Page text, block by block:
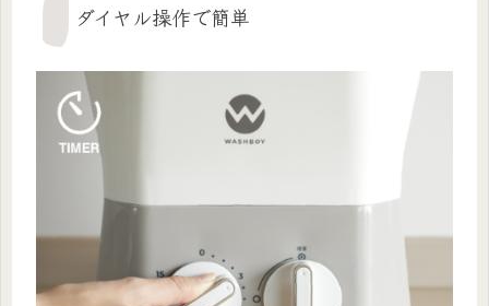
ダイヤル操作で簡単